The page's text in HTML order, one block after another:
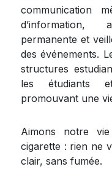
communication
d’information,
permanente et
des événements.
structures
les étudiants
promouvant une
Aimons notre
cigarette : rien ne
clair, sans fumée.